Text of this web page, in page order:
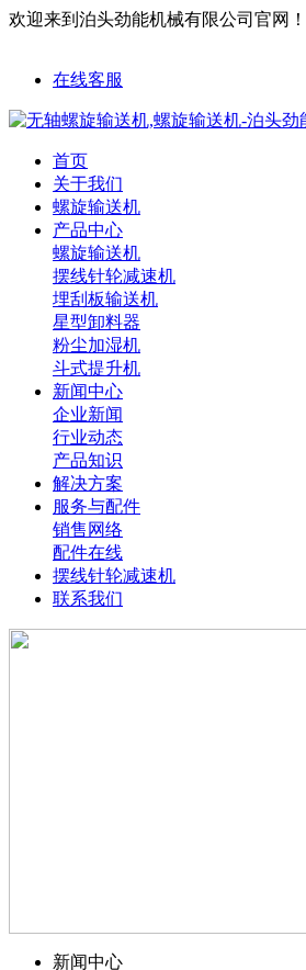
欢迎来到泊头劲能机械有限公司官网！
在线客服
首页
关于我们
螺旋输送机
产品中心
螺旋输送机
摆线针轮减速机
埋刮板输送机
星型卸料器
粉尘加湿机
斗式提升机
新闻中心
企业新闻
行业动态
产品知识
解决方案
服务与配件
销售网络
配件在线
摆线针轮减速机
联系我们
新闻中心